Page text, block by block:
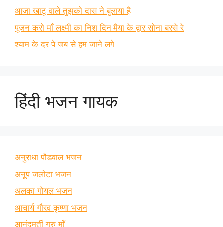
आजा खाटू वाले तुझको दास ने बुलाया है
पूजन करो माँ लक्ष्मी का निश दिन मैया के द्वार सोना बरसे रे
श्याम के दर पे जब से हम जाने लगे
हिंदी भजन गायक
अनुराधा पौडवाल भजन
अनूप जलोटा भजन
अलका गोयल भजन
आचार्य गौरव कृष्णा भजन
आनंदमूर्ती गुरु माँ